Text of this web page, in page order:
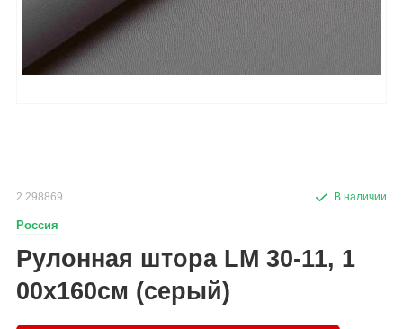
2.298869
Россия
Рулонная штора LM 30-11, 1
00х160см (серый)